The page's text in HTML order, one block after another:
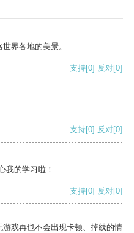
界各地的美景。
支持[0] 反对[0]
支持[0] 反对[0]
我的学习啦！
支持[0] 反对[0]
戏再也不会出现卡顿、掉线的情